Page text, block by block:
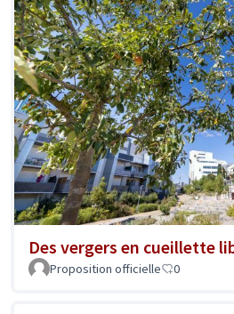
Des vergers en cueillette
Proposition officielle 0